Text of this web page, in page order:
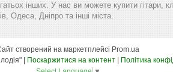
інших. У нас ви можете купити гітари,
Одеса, Дніпро та інші міста.
створений на маркетплейсі Prom.ua
Поскаржитися на контент
Політика